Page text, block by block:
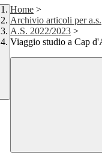
Home >
Archivio articoli per a.s.
A.S. 2022/2023 >
Viaggio studio a Cap